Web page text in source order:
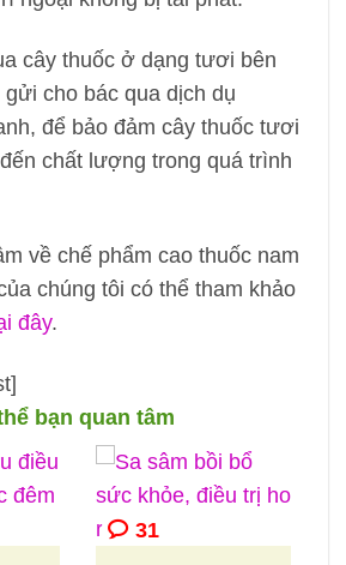
cây thuốc ở dạng tươi bên
cho bác qua dịch dụ
để bảo đảm cây thuốc tươi
chất lượng trong quá trình
về chế phẩm cao thuốc nam
chúng tôi có thể tham khảo
đây.
bạn quan tâm
31